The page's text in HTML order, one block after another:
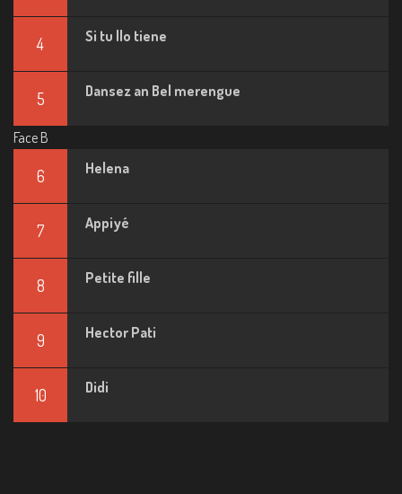
4 Si tu llo tiene
5 Dansez an Bel merengue
Face B
6 Helena
7 Appiyé
8 Petite fille
9 Hector Pati
10 Didi